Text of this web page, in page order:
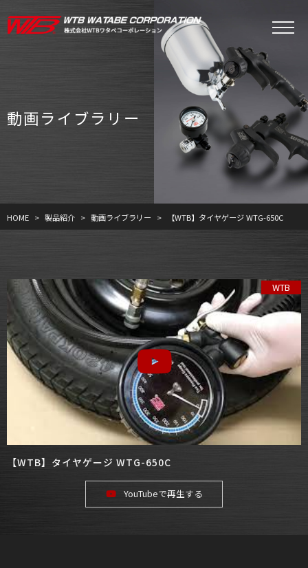
動画ライブラリー
HOME 製品紹介 動画ライブラリー 【WTB】タイヤゲージ WTG-650C
WTB
【WTB】タイヤゲージ WTG-650C
YouTubeで再生する